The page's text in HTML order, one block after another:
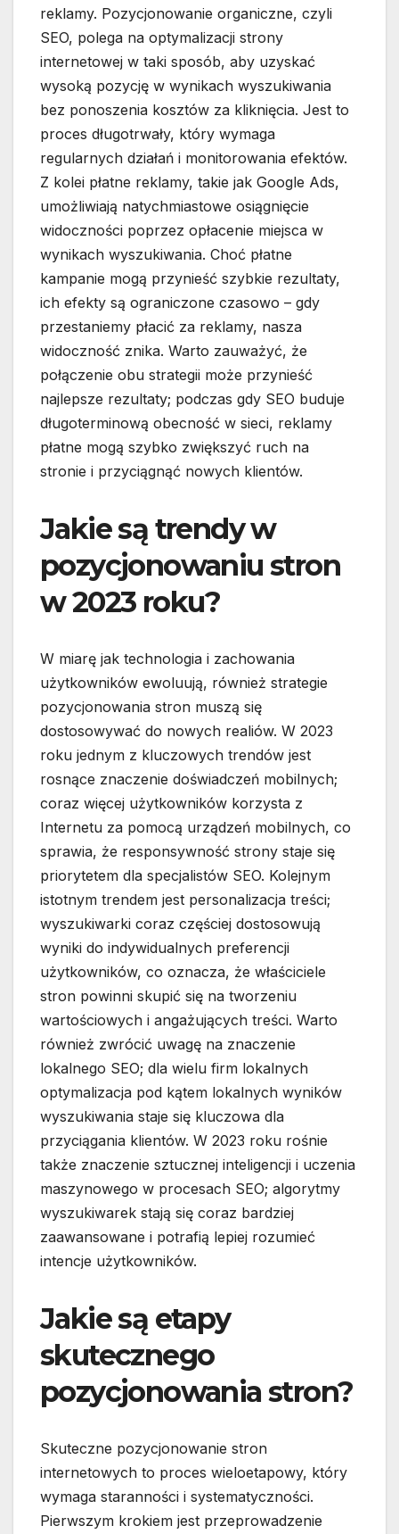
reklamy. Pozycjonowanie organiczne, czyli
SEO, polega na optymalizacji strony
internetowej w taki sposób, aby uzyskać
wysoką pozycję w wynikach wyszukiwania
bez ponoszenia kosztów za kliknięcia. Jest to
proces długotrwały, który wymaga
regularnych działań i monitorowania efektów.
Z kolei płatne reklamy, takie jak Google Ads,
umożliwiają natychmiastowe osiągnięcie
widoczności poprzez opłacenie miejsca w
wynikach wyszukiwania. Choć płatne
kampanie mogą przynieść szybkie rezultaty,
ich efekty są ograniczone czasowo – gdy
przestaniemy płacić za reklamy, nasza
widoczność znika. Warto zauważyć, że
połączenie obu strategii może przynieść
najlepsze rezultaty; podczas gdy SEO buduje
długoterminową obecność w sieci, reklamy
płatne mogą szybko zwiększyć ruch na
stronie i przyciągnąć nowych klientów.
Jakie są trendy w
pozycjonowaniu stron
w 2023 roku?
W miarę jak technologia i zachowania
użytkowników ewoluują, również strategie
pozycjonowania stron muszą się
dostosowywać do nowych realiów. W 2023
roku jednym z kluczowych trendów jest
rosnące znaczenie doświadczeń mobilnych;
coraz więcej użytkowników korzysta z
Internetu za pomocą urządzeń mobilnych, co
sprawia, że responsywność strony staje się
priorytetem dla specjalistów SEO. Kolejnym
istotnym trendem jest personalizacja treści;
wyszukiwarki coraz częściej dostosowują
wyniki do indywidualnych preferencji
użytkowników, co oznacza, że właściciele
stron powinni skupić się na tworzeniu
wartościowych i angażujących treści. Warto
również zwrócić uwagę na znaczenie
lokalnego SEO; dla wielu firm lokalnych
optymalizacja pod kątem lokalnych wyników
wyszukiwania staje się kluczowa dla
przyciągania klientów. W 2023 roku rośnie
także znaczenie sztucznej inteligencji i uczenia
maszynowego w procesach SEO; algorytmy
wyszukiwarek stają się coraz bardziej
zaawansowane i potrafią lepiej rozumieć
intencje użytkowników.
Jakie są etapy
skutecznego
pozycjonowania stron?
Skuteczne pozycjonowanie stron
internetowych to proces wieloetapowy, który
wymaga staranności i systematyczności.
Pierwszym krokiem jest przeprowadzenie